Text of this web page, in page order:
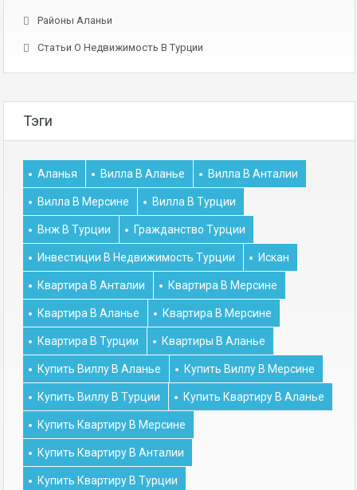
Районы Аланьи
Статьи О Недвижимость В Турции
Тэги
Аланья Вилла В Аланье Вилла В Анталии
Вилла В Мерсине Вилла В Турции
Внж В Турции Гражданство Турции
Инвестиции В Недвижимость Турции Искан
Квартира В Анталии Квартира В Мерсине
Квартира В Аланье Квартира В Мерсине
Квартира В Турции Квартиры В Аланье
Купить Виллу В Аланье Купить Виллу В Мерсине
Купить Виллу В Турции Купить Квартиру В Аланье
Купить Квартиру В Мерсине
Купить Квартиру В Анталии
Купить Квартиру В Турции